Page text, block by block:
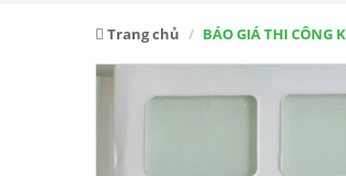
Trang chủ BÁO GIÁ THI CÔNG